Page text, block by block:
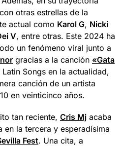
otras estrellas de la
actual como Karol G, Nicki
V, entre otras. Este 2024 ha
un fenómeno viral junto a
gracias a la canción «Gata
Songs en la actualidad,
canción de un artista
en veinticinco años.
tan reciente, Cris Mj acaba
en la tercera y esperadísima
Fest. Una cita, a